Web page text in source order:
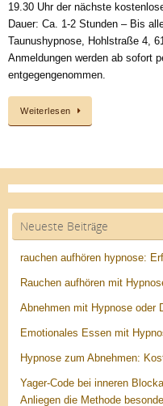
19.30 Uhr der nächste
Dauer: Ca. 1-2 Stunden – Bis
Taunushypnose, Hohlstraße 4,
Anmeldungen werden ab sofort
entgegengenommen.
Weiterlesen
Neueste Beiträge
rauchen aufhören hypnose:
Rauchen aufhören mit
Abnehmen mit Hypnose oder
Emotionales Essen mit
Hypnose zum Abnehmen:
Yager-Code bei inneren
Anliegen die Methode